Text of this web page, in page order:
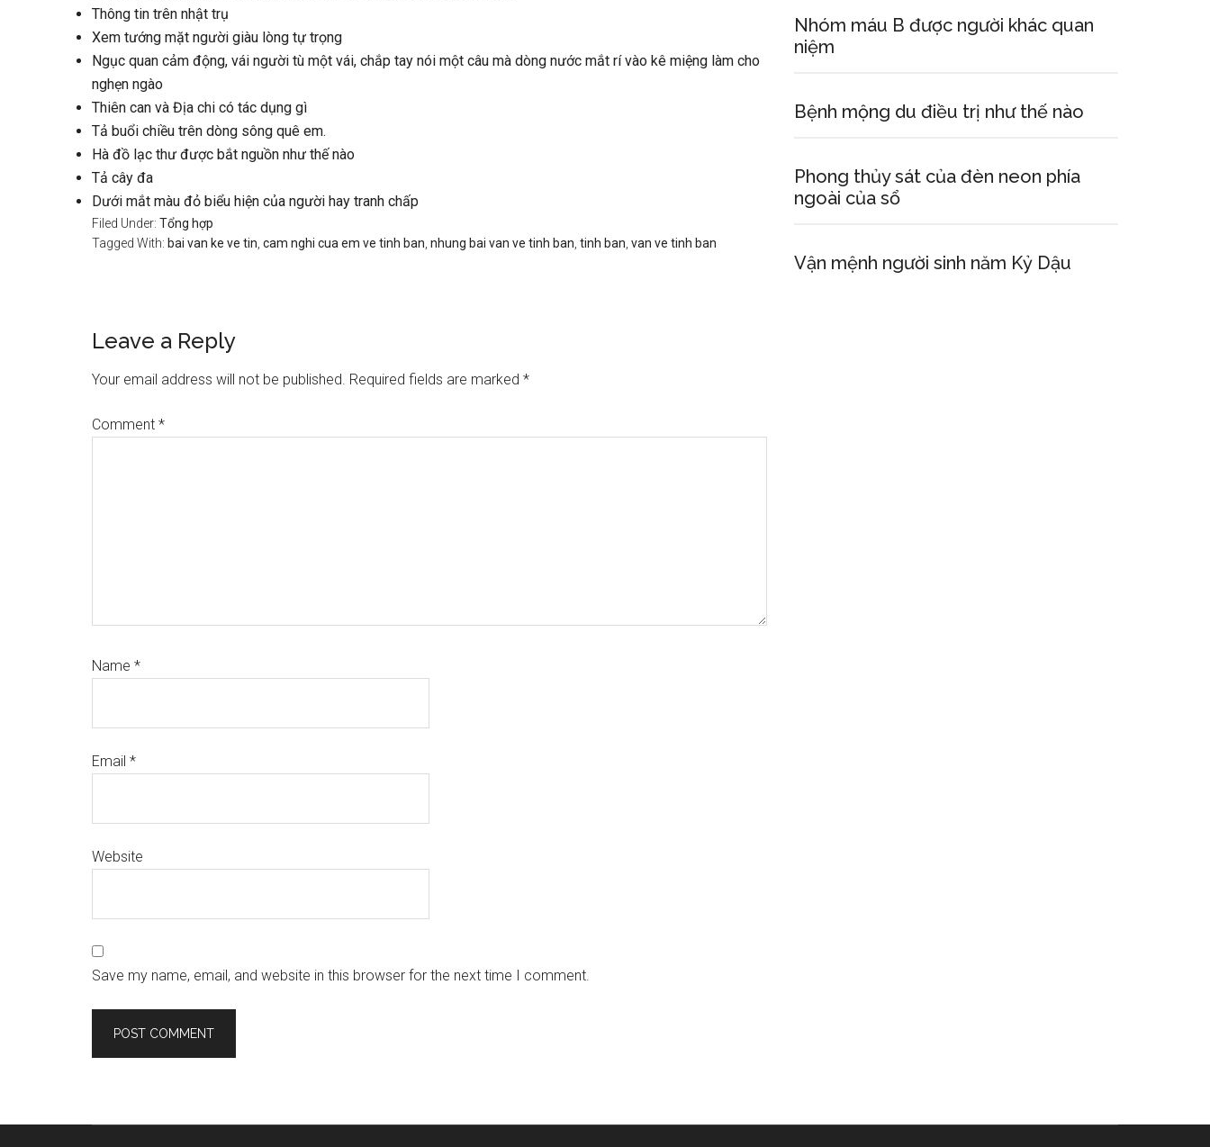
Thông tin trên nhật trụ
Xem tướng mặt người giàu lòng tự trọng
Ngục quan cảm động, vái người tù một vái, chắp tay nói một câu mà dòng nước mắt rí vào kê miệng làm cho
nghẹn ngào
Thiên can và Địa chi có tác dụng gì
Tả buổi chiều trên dòng sông quê em.
Hà đồ lạc thư được bắt nguồn như thế nào
Tả cây đa
Dưới mắt màu đỏ biểu hiện của người hay tranh chấp
Filed Under: Tổng hợp
Tagged With: bai van ke ve tin cam nghi cua em ve tinh ban nhung bai van ve tinh ban tinh ban van ve tinh ban
Reader
Interactions
Leave a Reply
Your email address will not be published. Required fields are marked *
Comment *
Name *
Email *
Website
Save my name, email, and website in this browser for the next time I comment.
Nhóm máu B được người khác quan
niệm
Bệnh mộng du điều trị như thế nào
Phong thủy sát của đèn neon phía
ngoài của sổ
Vận mệnh người sinh năm Kỷ Dậu